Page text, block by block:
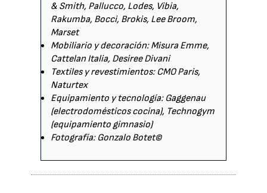
& Smith, Pallucco, Lodes, Vibia,
Rakumba, Bocci, Brokis, Lee Broom,
Marset
Mobiliario y decoración: Misura Emme,
Cattelan Italia, Desiree Divani
Textiles y revestimientos: CMO Paris,
Naturtex
Equipamiento y tecnología: Gaggenau
(electrodomésticos cocina), Technogym
(equipamiento gimnasio)
Fotografía: Gonzalo Botet©